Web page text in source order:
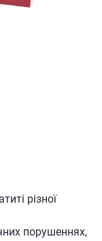
різної
порушеннях,